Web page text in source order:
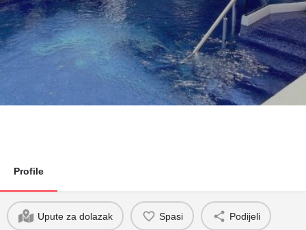
Profile
Upute za dolazak Spasi Podijeli